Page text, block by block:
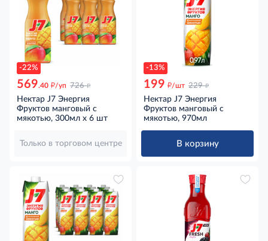
-22%
569.40 д/уп 726 д
Нектар J7 Энергия
Фруктов манговый с
мякотью, 300мл x 6 шт
Только в торговом центре
-13%
199 д/шт 229 д
Нектар J7 Энергия
Фруктов манговый с
мякотью, 970мл
В корзину